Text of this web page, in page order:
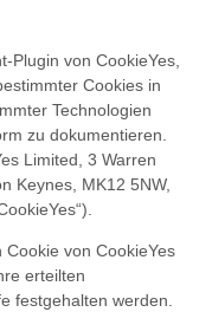
Plugin von CookieYes,
Cookies in
Technologien
zu dokumentieren.
Limited, 3 Warren
Keynes, MK12 5NW,
von CookieYes
erteilten
festgehalten werden.